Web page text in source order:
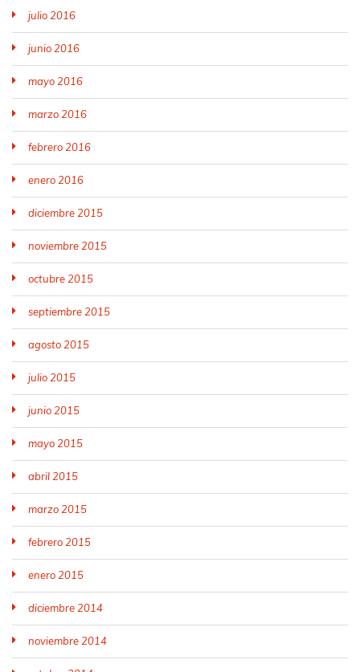
julio 2016
junio 2016
mayo 2016
marzo 2016
febrero 2016
enero 2016
diciembre 2015
noviembre 2015
octubre 2015
septiembre 2015
agosto 2015
julio 2015
junio 2015
mayo 2015
abril 2015
marzo 2015
febrero 2015
enero 2015
diciembre 2014
noviembre 2014